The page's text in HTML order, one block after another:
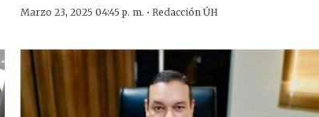
Marzo 23, 2025 04:45 p. m. ·Redacción ÚH